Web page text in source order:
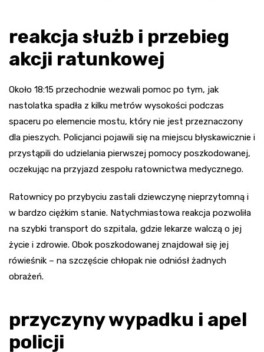
reakcja służb i przebieg
akcji ratunkowej
Około 18:15 przechodnie wezwali pomoc po tym, jak
nastolatka spadła z kilku metrów wysokości podczas
spaceru po elemencie mostu, który nie jest przeznaczony
dla pieszych. Policjanci pojawili się na miejscu błyskawicznie i
przystąpili do udzielania pierwszej pomocy poszkodowanej,
oczekując na przyjazd zespołu ratownictwa medycznego.
Ratownicy po przybyciu zastali dziewczynę nieprzytomną i
w bardzo ciężkim stanie. Natychmiastowa reakcja pozwoliła
na szybki transport do szpitala, gdzie lekarze walczą o jej
życie i zdrowie. Obok poszkodowanej znajdował się jej
rówieśnik – na szczęście chłopak nie odniósł żadnych
obrażeń.
przyczyny wypadku i apel
policji